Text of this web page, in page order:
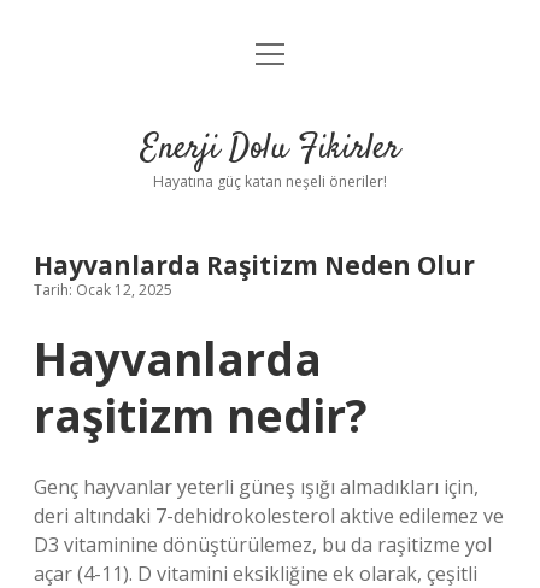
Anasayfa
Yasal Uyarı
menüyü
Enerji Dolu Fikirler
Hayatına güç katan neşeli öneriler!
Hayvanlarda Raşitizm Neden Olur
Tarih: Ocak 12, 2025
Hayvanlarda
raşitizm nedir?
Genç hayvanlar yeterli güneş ışığı almadıkları için,
deri altındaki 7-dehidrokolesterol aktive edilemez ve
D3 vitaminine dönüştürülemez, bu da raşitizme yol
açar (4-11). D vitamini eksikliğine ek olarak, çeşitli